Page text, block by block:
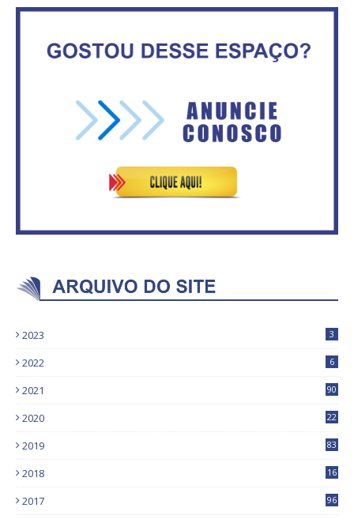
Maior São João do Cerrado
ASVECOM: Renúncia Ana Neves
consumidores estão
inadimplentes
2023 3
2022 6
2021 90
2020
22
2019
83
2018
16
2017
96